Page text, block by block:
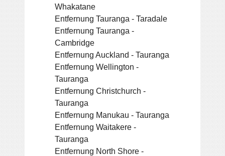
Whakatane
Entfernung Tauranga - Taradale
Entfernung Tauranga -
Cambridge
Entfernung Auckland - Tauranga
Entfernung Wellington -
Tauranga
Entfernung Christchurch -
Tauranga
Entfernung Manukau - Tauranga
Entfernung Waitakere -
Tauranga
Entfernung North Shore -